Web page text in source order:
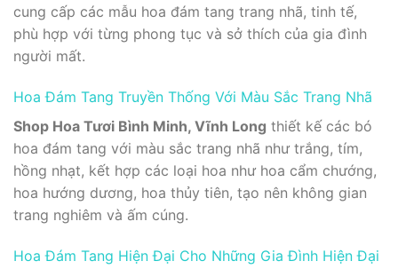
cung cấp các mẫu hoa đám tang trang nhã, tinh tế,
phù hợp với từng phong tục và sở thích của gia đình
người mất.
Hoa Đám Tang Truyền Thống Với Màu Sắc Trang Nhã
Shop Hoa Tươi Bình Minh, Vĩnh Long thiết kế các bó
hoa đám tang với màu sắc trang nhã như trắng, tím,
hồng nhạt, kết hợp các loại hoa như hoa cẩm chướng,
hoa hướng dương, hoa thủy tiên, tạo nên không gian
trang nghiêm và ấm cúng.
Hoa Đám Tang Hiện Đại Cho Những Gia Đình Hiện Đại